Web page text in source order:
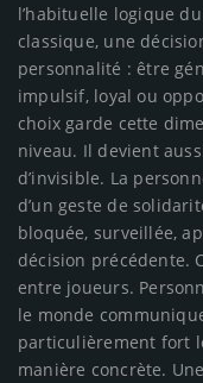
l’habituelle logique
classique, une
personnalité : être
impulsif, loyal ou
choix garde cette
niveau. Il devient
d’invisible. La
d’un geste de
bloquée, surveillée,
décision précédente.
entre joueurs.
le monde
particulièrement fort
manière concrète.